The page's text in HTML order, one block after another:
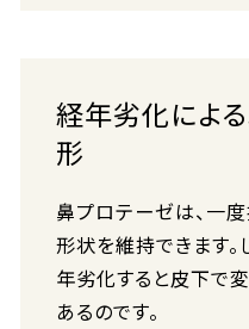
経年劣化によ
形
鼻プロテーゼは、一
形状を維持できます
年劣化すると皮下で
あるのです。